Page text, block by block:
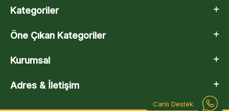
Canlı Destek
Kategoriler
Öne Çıkan Kategoriler
Kurumsal
Adres & İletişim